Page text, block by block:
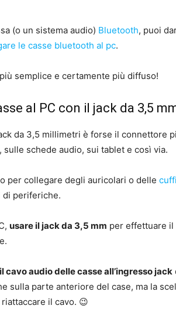
(o un sistema audio) Bluetooth, puoi
le casse bluetooth al pc.
semplice e certamente più diffuso!
al PC con il jack da 3,5
da 3,5 millimetri è forse il connettore
schede audio, sui tablet e così via.
per collegare degli auricolari o delle
di periferiche.
usare il jack da 3,5 mm per effettuare il
cavo audio delle casse all’ingresso jack
sulla parte anteriore del case, ma la
il cavo. 😉